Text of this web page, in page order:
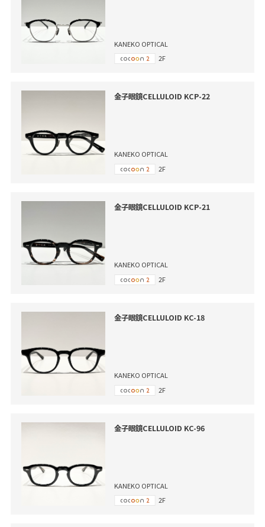
KANEKO OPTICAL
2F
金子眼鏡CELLULOID KCP-22
KANEKO OPTICAL
2F
金子眼鏡CELLULOID KCP-21
KANEKO OPTICAL
2F
金子眼鏡CELLULOID KC-18
KANEKO OPTICAL
2F
金子眼鏡CELLULOID KC-96
KANEKO OPTICAL
2F